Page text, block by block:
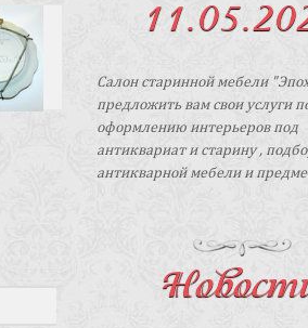
Салон старинной мебели
предложить вам свои услуги
оформлению интерьеров под
антиквариат и старину ,
антикварной мебели и